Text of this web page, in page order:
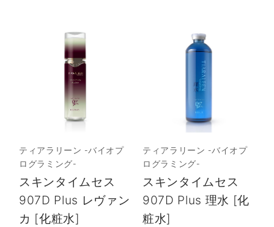
ティアラリーン -バイオプ
ログラミング-
スキンタイムセス
907D Plus レヴァン
カ [化粧水]
ティアラリーン -バイオプ
ログラミング-
スキンタイムセス
907D Plus 理水 [化
粧水]